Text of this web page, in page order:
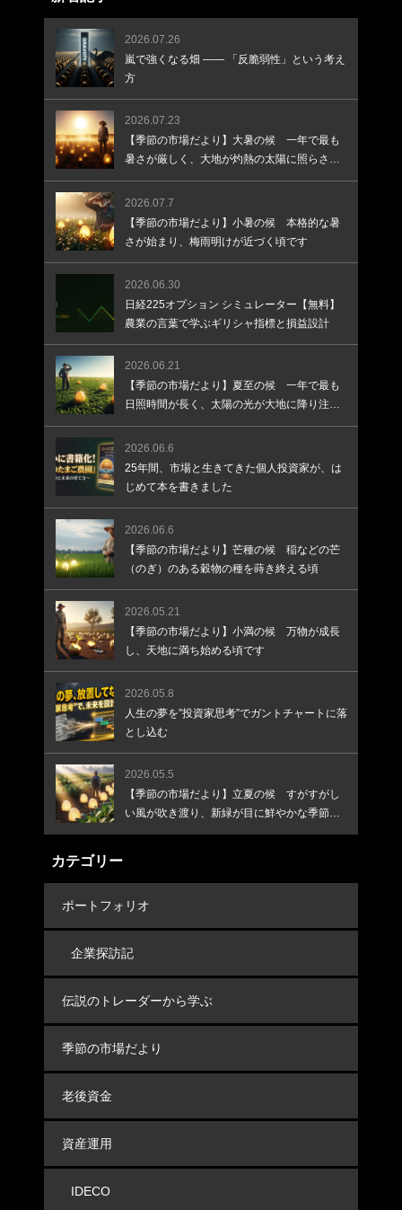
2026.07.26
嵐で強くなる畑 —— 「反脆弱性」という考え
方
2026.07.23
【季節の市場だより】大暑の候 一年で最も
暑さが厳しく、大地が灼熱の太陽に照らされ
る頃です
2026.07.7
【季節の市場だより】小暑の候 本格的な暑
さが始まり、梅雨明けが近づく頃です
2026.06.30
日経225オプション シミュレーター【無料】
農業の言葉で学ぶギリシャ指標と損益設計
2026.06.21
【季節の市場だより】夏至の候 一年で最も
日照時間が長く、太陽の光が大地に降り注ぐ
頃です
2026.06.6
25年間、市場と生きてきた個人投資家が、は
じめて本を書きました
2026.06.6
【季節の市場だより】芒種の候 稲などの芒
（のぎ）のある穀物の種を蒔き終える頃
2026.05.21
【季節の市場だより】小満の候 万物が成長
し、天地に満ち始める頃です
2026.05.8
人生の夢を”投資家思考”でガントチャートに落
とし込む
2026.05.5
【季節の市場だより】立夏の候 すがすがし
い風が吹き渡り、新緑が目に鮮やかな季節で
す
カテゴリー
ポートフォリオ
企業探訪記
伝説のトレーダーから学ぶ
季節の市場だより
老後資金
資産運用
IDECO